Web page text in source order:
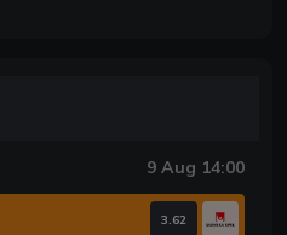
9 Aug 14:00
3.62